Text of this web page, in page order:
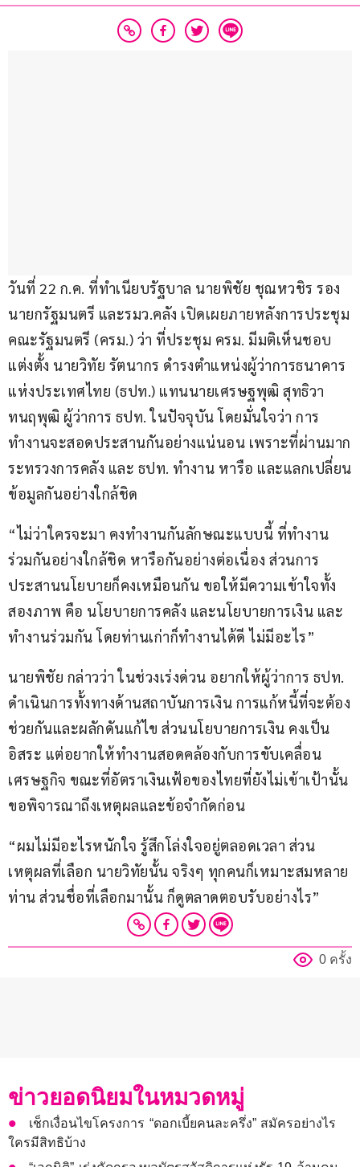
วันที่ 22 ก.ค. ที่ทำเนียบรัฐบาล นายพิชัย ชุณหวชิร รอง
นายกรัฐมนตรี และรมว.คลัง เปิดเผยภายหลังการประชุม
คณะรัฐมนตรี (ครม.) ว่า ที่ประชุม ครม. มีมติเห็นชอบ
แต่งตั้ง นายวิทัย รัตนากร ดำรงตำแหน่งผู้ว่าการธนาคาร
แห่งประเทศไทย (ธปท.) แทนนายเศรษฐพุฒิ สุทธิวา
ทนฤพุฒิ ผู้ว่าการ ธปท. ในปัจจุบัน โดยมั่นใจว่า การ
ทำงานจะสอดประสานกันอย่างแน่นอน เพราะที่ผ่านมาก
ระทรวงการคลัง และ ธปท. ทำงาน หารือ และแลกเปลี่ยน
ข้อมูลกันอย่างใกล้ชิด
“ไม่ว่าใครจะมา คงทำงานกันลักษณะแบบนี้ ที่ทำงาน
ร่วมกันอย่างใกล้ชิด หารือกันอย่างต่อเนื่อง ส่วนการ
ประสานนโยบายก็คงเหมือนกัน ขอให้มีความเข้าใจทั้ง
สองภาพ คือ นโยบายการคลัง และนโยบายการเงิน และ
ทำงานร่วมกัน โดยท่านเก่าก็ทำงานได้ดี ไม่มีอะไร”
นายพิชัย กล่าวว่า ในช่วงเร่งด่วน อยากให้ผู้ว่าการ ธปท.
ดำเนินการทั้งทางด้านสถาบันการเงิน การแก้หนี้ที่จะต้อง
ช่วยกันและผลักดันแก้ไข ส่วนนโยบายการเงิน คงเป็น
อิสระ แต่อยากให้ทำงานสอดคล้องกับการขับเคลื่อน
เศรษฐกิจ ขณะที่อัตราเงินเฟ้อของไทยที่ยังไม่เข้าเป้านั้น
ขอพิจารณาถึงเหตุผลและข้อจำกัดก่อน
“ผมไม่มีอะไรหนักใจ รู้สึกโล่งใจอยู่ตลอดเวลา ส่วน
เหตุผลที่เลือก นายวิทัยนั้น จริงๆ ทุกคนก็เหมาะสมหลาย
ท่าน ส่วนชื่อที่เลือกมานั้น ก็ดูตลาดตอบรับอย่างไร”
0 ครั้ง
ข่าวยอดนิยมในหมวดหมู่
เช็กเงื่อนไขโครงการ “ดอกเบี้ยคนละครึ่ง” สมัครอย่างไร
ใครมีสิทธิบ้าง